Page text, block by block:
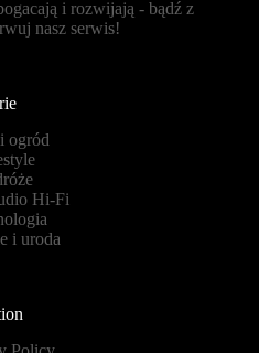
i rozwijają - bądź z
nasz serwis!
ogród
Hi-Fi
i uroda